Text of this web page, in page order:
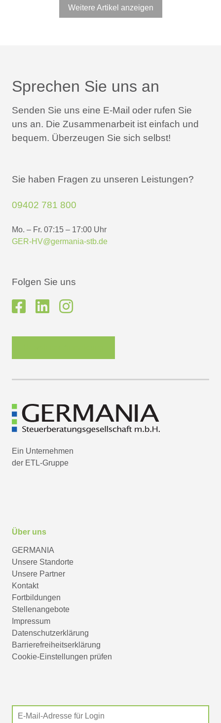
Weitere Artikel anzeigen
Sprechen Sie uns an
Senden Sie uns eine E-Mail oder rufen Sie
uns an. Die Zusammenarbeit ist einfach und
bequem. Überzeugen Sie sich selbst!
Sie haben Fragen zu unseren Leistungen?
09402 781 800
Mo. – Fr. 07:15 – 17:00 Uhr
GER-HV@germania-stb.de
Folgen Sie uns
Ein Unternehmen
der ETL-Gruppe
Über uns
GERMANIA
Unsere Standorte
Unsere Partner
Kontakt
Fortbildungen
Stellenangebote
Impressum
Datenschutzerklärung
Barrierefreiheitserklärung
Cookie-Einstellungen prüfen